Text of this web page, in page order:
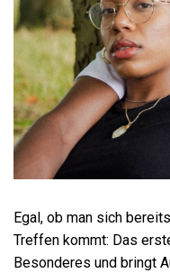
Egal, ob man sich
Treffen kommt: Das
Besonderes und bringt